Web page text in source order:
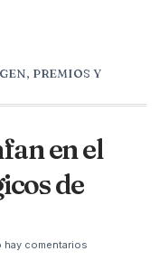
, PREMIOS Y
en el
de
hay comentarios